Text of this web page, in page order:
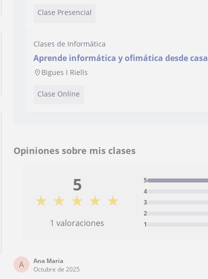
Clase Presencial
Clases de Informática
Aprende informática y ofimática desde casa
Bigues I Riells
Clase Online
Opiniones sobre mis clases
5
★ ★ ★ ★ ★
1 valoraciones 1
2
3
4
5
A
Ana Maria
Octubre de 2025